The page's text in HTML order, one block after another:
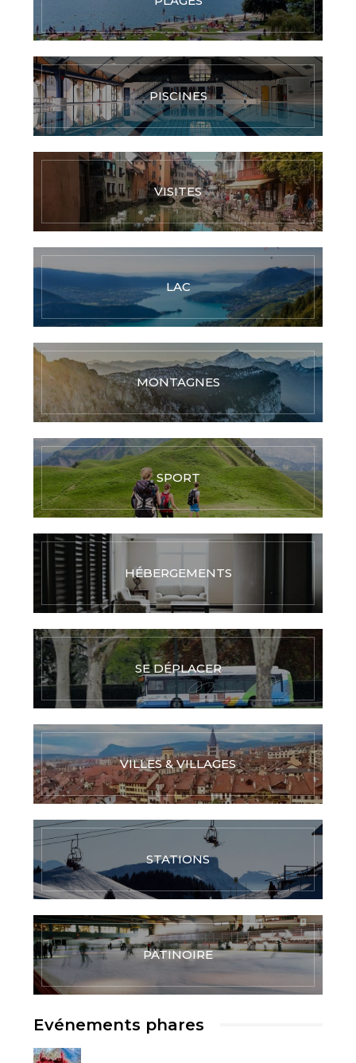
PISCINES
VISITES
LAC
MONTAGNES
SPORT
HÉBERGEMENTS
SE DÉPLACER
VILLES & VILLAGES
STATIONS
PATINOIRE
Evénements phares